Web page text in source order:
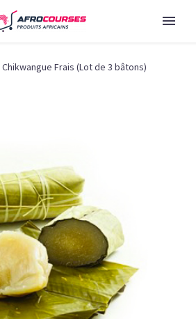
Chikwangue Frais (Lot de 3 bâtons)